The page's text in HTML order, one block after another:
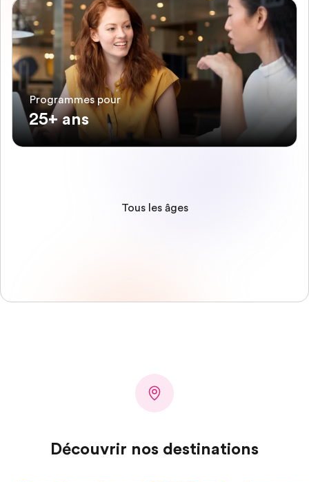
Programmes pour
25+ ans
Tous les âges
Découvrir nos destinations